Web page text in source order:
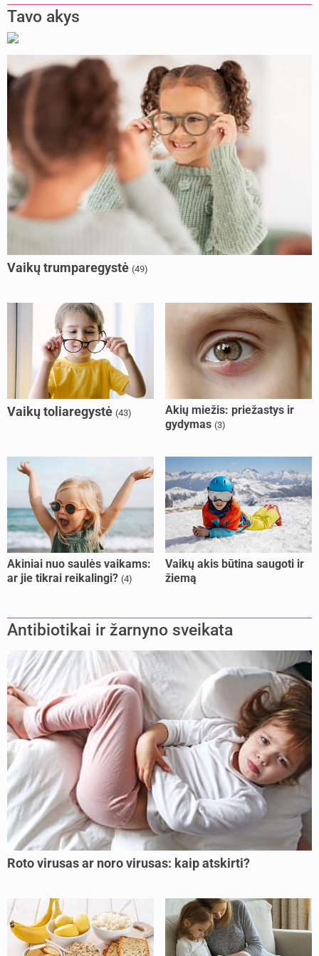
Tavo akys
Vaikų trumparegystė (49)
Vaikų toliaregystė (43)
Akių miežis: priežastys ir
gydymas (3)
Akiniai nuo saulės vaikams:
ar jie tikrai reikalingi? (4)
Vaikų akis būtina saugoti ir
žiemą
Antibiotikai ir žarnyno sveikata
Roto virusas ar noro virusas: kaip atskirti?